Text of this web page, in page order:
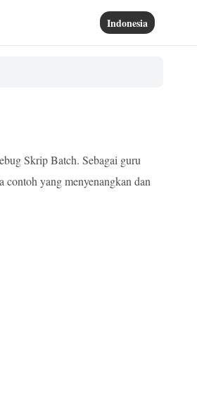
Indonesia
Skrip Batch. Sebagai guru
yang menyenangkan dan